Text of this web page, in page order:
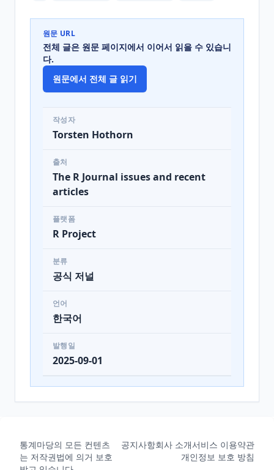
원문 URL
전체 글은 원문 페이지에서 이어서 읽을 수 있습니
다.
원문에서 전체 글 읽기
작성자
Torsten Hothorn
출처
The R Journal issues and recent
articles
플랫폼
R Project
분류
공식 저널
언어
한국어
발행일
2025-09-01
통계마당의 모든 컨텐츠
는 저작권법에 의거 보호
공지사항회사 소개서비스 이용약관
개인정보 보호 방침